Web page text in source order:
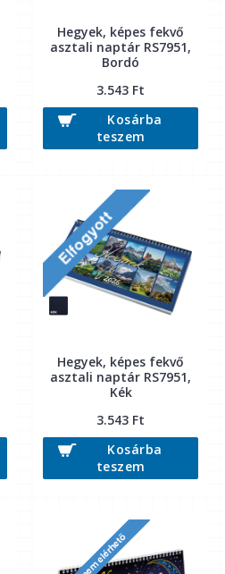
Hegyek, képes fekvő
asztali naptár RS7951,
Bordó
3.543 Ft
Kosárba
teszem
Hegyek, képes fekvő
asztali naptár RS7951,
Kék
3.543 Ft
Kosárba
teszem